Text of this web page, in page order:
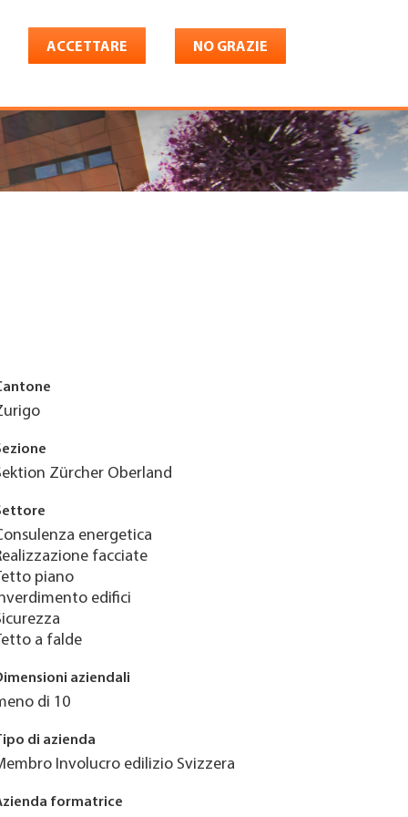
ACCETTARE NO GRAZIE
Zürcher Oberland
energetica
facciate
piano
edifici
a falde
aziendali
di 10
di azienda
Involucro edilizio Svizzera
formatrice